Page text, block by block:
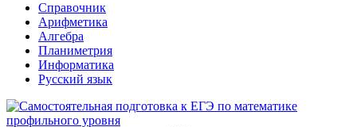
Справочник
Арифметика
Алгебра
Планиметрия
Информатика
Русский язык